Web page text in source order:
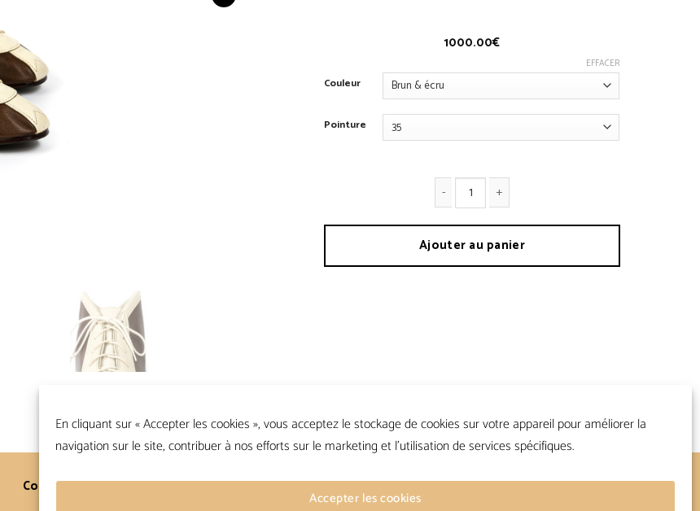
En cliquant sur « Accepter les cookies », vous acceptez le stockage de cookies sur votre appareil pour améliorer la
navigation sur le site, contribuer à nos efforts sur le marketing et l'utilisation de services spécifiques.
Accepter les cookies
1000.00€
Couleur
Pointure
EFFACER
Ajouter au panier
Contacts
Conditions Générales
Suivre